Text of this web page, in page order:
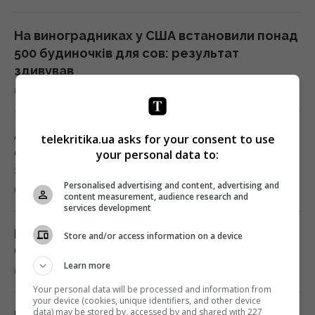
На виноградниках у США встановили понад
500 будиночків для сов: результат
здивував
03:30 неділя, 09 серпня 2026
Археологи виявили у глибокій печері
споруду, зведену 176 500 років тому: що їх
здивувало
02:59 неділя, 09 серпня 2026
Риб випустили за сотні кілометрів від дому:
через два роки вони повернулися
02:33 неділя, 09 серпня 2026
telekritika.ua asks for your consent to use
your personal data to:
Personalised advertising and content, advertising and
content measurement, audience research and
services development
Store and/or access information on a device
Learn more
Your personal data will be processed and information from
your device (cookies, unique identifiers, and other device
data) may be stored by, accessed by and shared with 227